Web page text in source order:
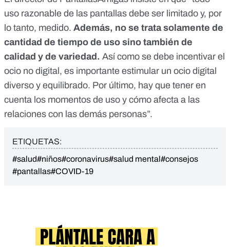
uso razonable de las pantallas debe ser limitado y, por
lo tanto, medido. Además, no se trata solamente de
cantidad de tiempo de uso sino también de
calidad y de variedad. Así como se debe incentivar el
ocio no digital, es importante estimular un ocio digital
diverso y equilibrado. Por último, hay que tener en
cuenta los momentos de uso y cómo afecta a las
relaciones con las demás personas”.
ETIQUETAS:
#salud#niños#coronavirus#salud mental#consejos
#pantallas#COVID-19